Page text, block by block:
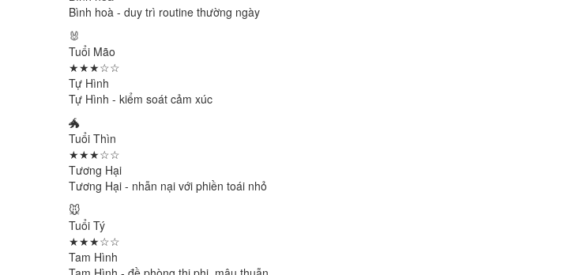
Bình hoà - duy trì routine thường ngày
🐰
Tuổi Mão
★★★☆☆
Tự Hình
Tự Hình - kiểm soát cảm xúc
🐲
Tuổi Thìn
★★★☆☆
Tương Hại
Tương Hại - nhẫn nại với phiền toái nhỏ
🐭
Tuổi Tý
★★★☆☆
Tam Hình